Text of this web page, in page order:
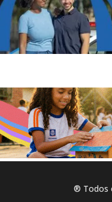
® Todos